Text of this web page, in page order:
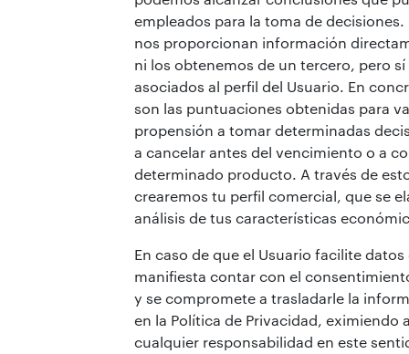
empleados para la toma de decisiones.
nos proporcionan información
ni los obtenemos de un tercero, pero
asociados al perfil del Usuario. En
son las puntuaciones obtenidas para
propensión a tomar determinadas
a cancelar antes del vencimiento o a
determinado producto. A través de
crearemos tu perfil comercial, que se
análisis de tus características
En caso de que el Usuario facilite
manifiesta contar con el
y se compromete a trasladarle la
en la Política de Privacidad, eximiendo
cualquier responsabilidad en este